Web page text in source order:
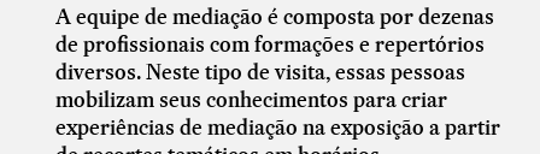
A equipe de mediação é composta por dezenas
de profissionais com formações e repertórios
diversos. Neste tipo de visita, essas pessoas
mobilizam seus conhecimentos para criar
experiências de mediação na exposição a partir